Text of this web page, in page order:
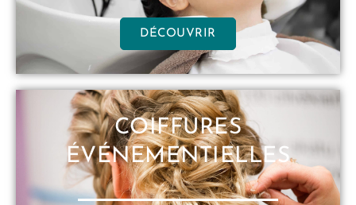
DÉCOUVRIR
COIFFURES
ÉVÉNEMENTIELLES